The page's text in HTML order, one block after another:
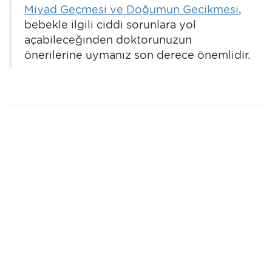
Miyad Geçmesi ve Doğumun Gecikmesi,
bebekle ilgili ciddi sorunlara yol
açabileceğinden doktorunuzun
önerilerine uymanız son derece önemlidir.